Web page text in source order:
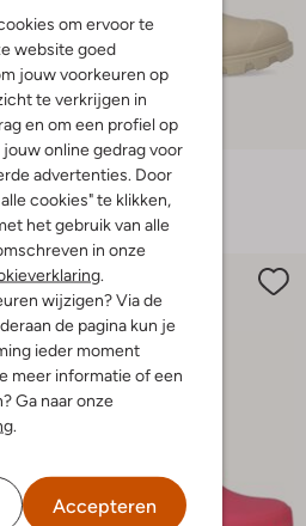
om ervoor te
website goed
jouw voorkeuren op
te verkrijgen in
en om een profiel op
online gedrag voor
advertenties. Door
cookies" te klikken,
het gebruik van alle
in onze
wijzigen? Via de
de pagina kun je
ieder moment
meer informatie of een
Ga naar onze
Accepteren
Hunter
Regenlaarzen
€ 139,99